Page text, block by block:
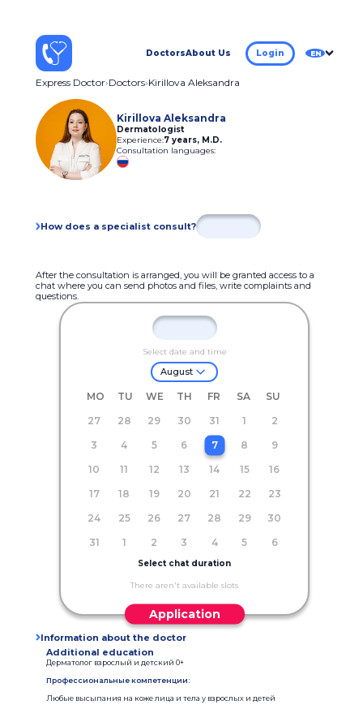
DoctorsAbout Us Login EN
Express Doctor Doctors Kirillova Aleksandra
Kirillova Aleksandra
Dermatologist
Experience:7 years, M.D.
Consultation languages:
How does a specialist consult?
After the consultation is arranged, you will be granted access to a
chat where you can send photos and files, write complaints and
questions.
Select date and time
August
MO TU WE TH FR SA
SU
27
28 29 30 31 1
2
3
4 5 6 7 8
9
10
11 12 13 14 15
16
17
18 19 20 21 22
23
24
25 26 27 28 29
30
31
1 2 3 4 5 6
Select chat duration
There aren't available slots
Application
Information about the doctor
Additional education
Дерматолог взрослый и детский 0+
Профессиональные компетенции:
Любые высыпания на коже лица и тела у взрослых и детей